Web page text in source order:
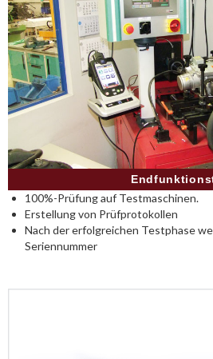
100%-Prüfung auf Testmaschinen.
Erstellung von Prüfprotokollen
Nach der erfolgreichen Testphase
Seriennummer